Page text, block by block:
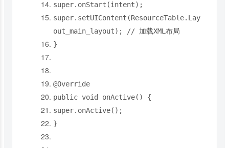
super. onStart (intent);
super. setUIContent (ResourceTable. Lay
out_main_layout);
// 加载XML布局
}
@Override
public void onActive()
{
super. onActive();
}